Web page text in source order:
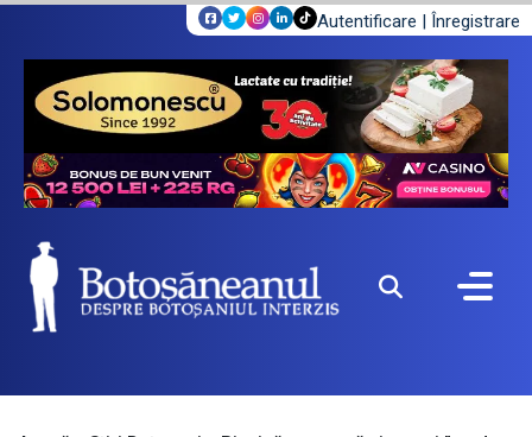
Autentificare | Înregistrare